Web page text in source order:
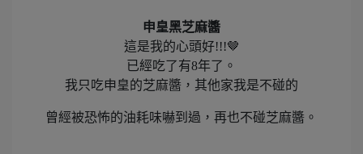
申皇黑芝麻醬
這是我的心頭好!!!🤎
已經吃了有8年了。
我只吃申皇的芝麻醬，其他家我是不碰的
曾經被恐怖的油耗味嚇到過，再也不碰芝麻醬。